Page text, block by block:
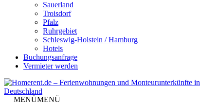
Sauerland
Troisdorf
Pfalz
Ruhrgebiet
Schleswig-Holstein / Hamburg
Hotels
Buchungsanfrage
Vermieter werden
MENÜMENÜ